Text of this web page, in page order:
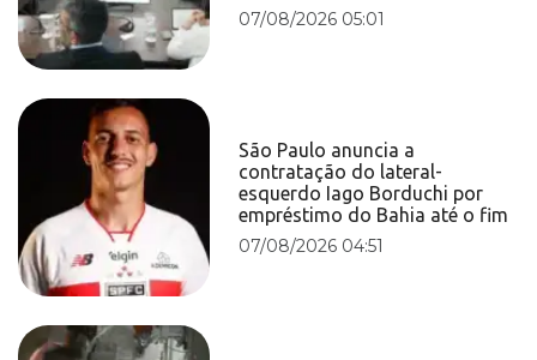
07/08/2026 05:01
São Paulo anuncia a
contratação do lateral-
esquerdo Iago Borduchi por
empréstimo do Bahia até o fim
07/08/2026 04:51